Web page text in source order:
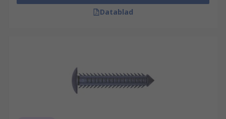
Datablad